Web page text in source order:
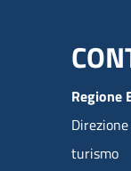
Regione
turismo